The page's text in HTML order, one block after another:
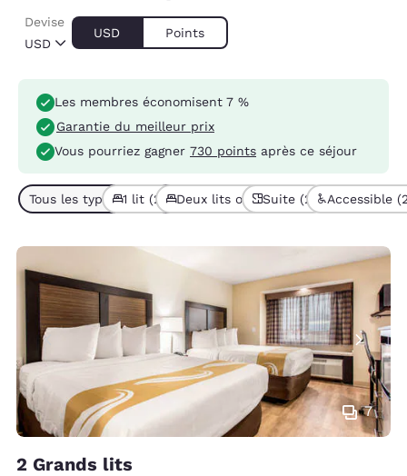
USD
Devise
USD Points
Les membres économisent 7 %
Garantie du meilleur prix
Vous pourriez gagner 730 points après ce séjour
Tous les types de chambres (4)
1 lit (2) Deux lits ou plus (2)
Suite (2) Accessible
7
2 Grands lits